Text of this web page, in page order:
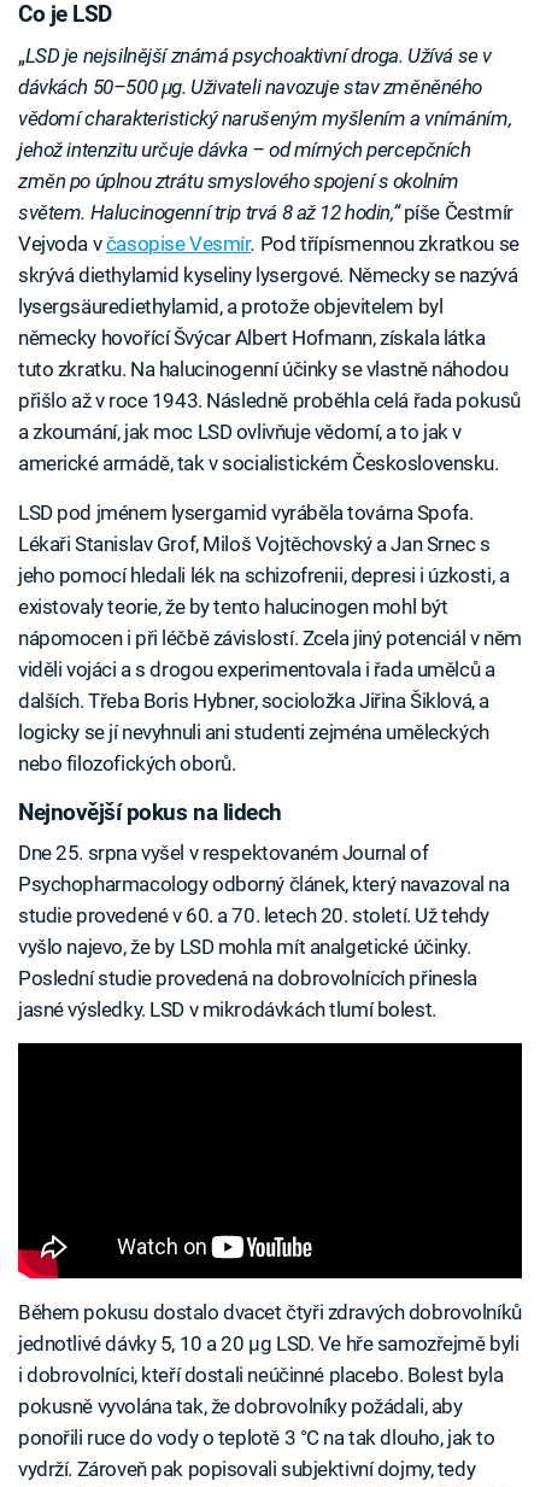
Co je LSD
„LSD je nejsilnější známá psychoaktivní droga. Užívá se v
dávkách 50–500 μg. Uživateli navozuje stav změněného
vědomí charakteristický narušeným myšlením a vnímáním,
jehož intenzitu určuje dávka – od mírných percepčních
změn po úplnou ztrátu smyslového spojení s okolním
světem. Halucinogenní trip trvá 8 až 12 hodin,“píše Čestmír
Vejvoda včasopise Vesmír. Pod třípísmennou zkratkou se
skrývá diethylamid kyseliny lysergové. Německy se nazývá
lysergsäurediethylamid, a protože objevitelem byl
německy hovořící Švýcar Albert Hofmann, získala látka
tuto zkratku. Na halucinogenní účinky se vlastně náhodou
přišlo až v roce 1943. Následně proběhla celá řada pokusů
a zkoumání, jak moc LSD ovlivňuje vědomí, a to jak v
americké armádě, tak v socialistickém Československu.
LSD pod jménem lysergamid vyráběla továrna Spofa.
Lékaři Stanislav Grof, Miloš Vojtěchovský a Jan Srnec s
jeho pomocí hledali lék na schizofrenii, depresi i úzkosti, a
existovaly teorie, že by tento halucinogen mohl být
nápomocen i při léčbě závislostí. Zcela jiný potenciál v něm
viděli vojáci a s drogou experimentovala i řada umělců a
dalších. Třeba Boris Hybner, socioložka Jiřina Šiklová, a
logicky se jí nevyhnuli ani studenti zejména uměleckých
nebo filozofických oborů.
Nejnovější pokus na lidech
Dne 25. srpna vyšel v respektovaném Journal of
Psychopharmacology odborný článek, který navazoval na
studie provedené v 60. a 70. letech 20. století. Už tehdy
vyšlo najevo, že by LSD mohla mít analgetické účinky.
Poslední studie provedená na dobrovolnících přinesla
jasné výsledky. LSD v mikrodávkách tlumí bolest.
Během pokusu dostalo dvacet čtyři zdravých dobrovolníků
jednotlivé dávky 5, 10 a 20 µg LSD. Ve hře samozřejmě byli
i dobrovolníci, kteří dostali neúčinné placebo. Bolest byla
pokusně vyvolána tak, že dobrovolníky požádali, aby
ponořili ruce do vody o teplotě 3 °C na tak dlouho, jak to
vydrží. Zároveň pak popisovali subjektivní dojmy, tedy